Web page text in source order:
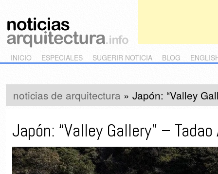
Main menu
Skip to primary content
Skip to secondary content
INICIO ESPECIALES SUGERIR NOTICIA BLOG
noticias de arquitectura » Japón: “Valley
Japón: “Valley Gallery” – Tadao